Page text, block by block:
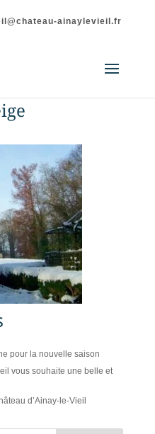
ainaylevieil.fr
pour la nouvelle saison
vous souhaite une belle et
d’Ainay-le-Vieil